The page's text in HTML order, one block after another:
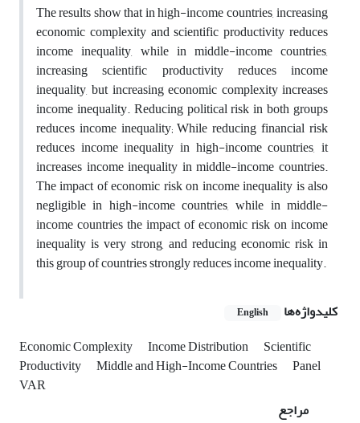
The results show that in high-income countries, increasing
economic complexity and scientific productivity reduces
income inequality, while in middle-income countries,
increasing scientific productivity reduces income
inequality, but increasing economic complexity increases
income inequality. Reducing political risk in both groups
reduces income inequality; While reducing financial risk
reduces income inequality in high-income countries, it
increases income inequality in middle-income countries.
The impact of economic risk on income inequality is also
negligible in high-income countries, while in middle-
income countries the impact of economic risk on income
inequality is very strong, and reducing economic risk in
this group of countries strongly reduces income inequality.
کلیدواژه‌ها
English
Economic Complexity Income Distribution
Scientific
Productivity
Middle and High-Income Countries
Panel
VAR
مراجع